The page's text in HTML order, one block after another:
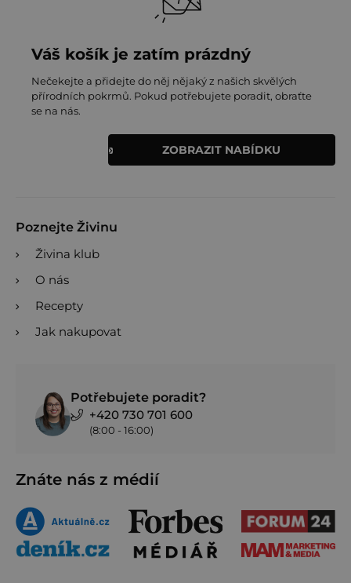
Váš košík je zatím prázdný
Nečekejte a přidejte do něj nějaký z našich skvělých
přírodních pokrmů. Pokud potřebujete poradit, obraťte
se na nás.
ZOBRAZIT NABÍDKU
Poznejte Živinu
Živina klub
O nás
Recepty
Jak nakupovat
Potřebujete poradit?
+420 730 701 600
(8:00 - 16:00)
Znáte nás z médií